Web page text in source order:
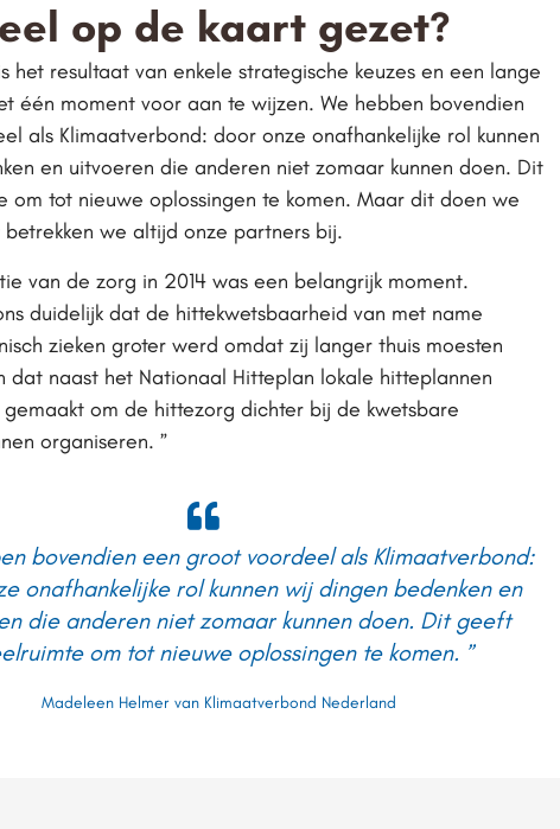
op de kaart gezet?
het resultaat van enkele strategische keuzes en een lange
één moment voor aan te wijzen. We hebben bovendien
als Klimaatverbond: door onze onafhankelijke rol kunnen
en uitvoeren die anderen niet zomaar kunnen doen. Dit
om tot nieuwe oplossingen te komen. Maar dit doen we
we altijd onze partners bij.
van de zorg in 2014 was een belangrijk moment.
duidelijk dat de hittekwetsbaarheid van met name
zieken groter werd omdat zij langer thuis moesten
dat naast het Nationaal Hitteplan lokale hitteplannen
om de hittezorg dichter bij de kwetsbare
organiseren. ”
bovendien een groot voordeel als Klimaatverbond:
onafhankelijke rol kunnen wij dingen bedenken en
die anderen niet zomaar kunnen doen. Dit geeft
om tot nieuwe oplossingen te komen. ”
Madeleen Helmer van Klimaatverbond Nederland